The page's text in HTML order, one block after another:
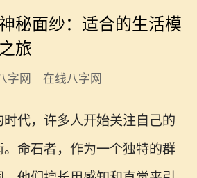
秘面纱：适合的生活模
旅
字网 在线八字网
代，许多人开始关注自己的
命石者，作为一个独特的群